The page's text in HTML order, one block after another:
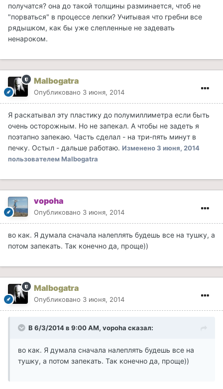
получатся? она до такой толщины разминается, чтоб не
"порваться" в процессе лепки? Учитывая что гребни все
рядышком, как бы уже слепленные не задевать
ненароком.
Malbogatra
Опубликовано 3 июня, 2014
Я раскатывал эту пластику до полумиллиметра если быть
очень осторожным. Но не запекал. А чтобы не задеть я
поэтапно запекаю. Часть сделал - на три-пять минут в
печку. Остыл - дальше работаю. Изменено3 июня, 2014
пользователем Malbogatra
vopoha
Опубликовано 3 июня, 2014
во как. Я думала сначала налеплять будешь все на тушку, а
потом запекать. Так конечно да, проще))
Malbogatra
Опубликовано 3 июня, 2014
В 6/3/2014 в 9:00 AM, vopoha сказал:
во как. Я думала сначала налеплять будешь все на
тушку, а потом запекать. Так конечно да, проще))